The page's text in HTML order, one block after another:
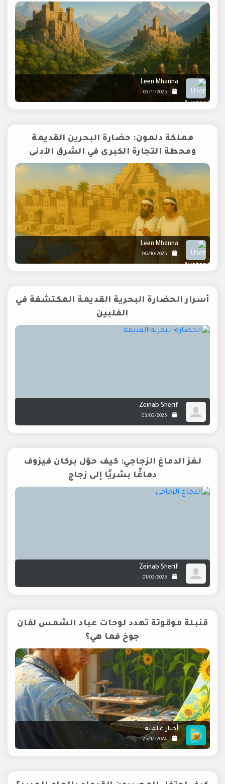
Leen Mhanna
03/11/2025
مملكة دلمون: حضارة البحرين القديمة
ومحطة التجارة الكبرى في الشرق الأدنى
Leen Mhanna
06/10/2025
أسرار الحضارة البحرية القديمة المكتشفة في
الفلبين
Zeinab Sherif
03/03/2025
لغز الدماغ الزجاجي: كيف حوّل بركان فيزوف
دماغًا بشريًا إلى زجاج
Zeinab Sherif
01/03/2025
قنبلة موقوتة تهدد لوحات عباد الشمس لفان
جوخ فما هي؟
أخبار علمية
25/12/2024